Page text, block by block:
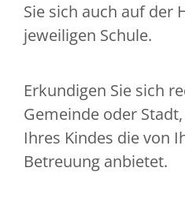
Sie sich auch auf der
jeweiligen Schule.
Erkundigen Sie sich
Gemeinde oder
Ihres Kindes die von
Betreuung anbietet.